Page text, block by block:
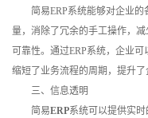
简易ERP系统能够对企业
量，消除了冗余的手工操作，
可靠性。通过ERP系统，企业
缩短了业务流程的周期，提升了
三、信息透明
简易ERP系统可以提供实